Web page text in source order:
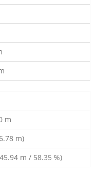
m
m)
m / 58.35 %)